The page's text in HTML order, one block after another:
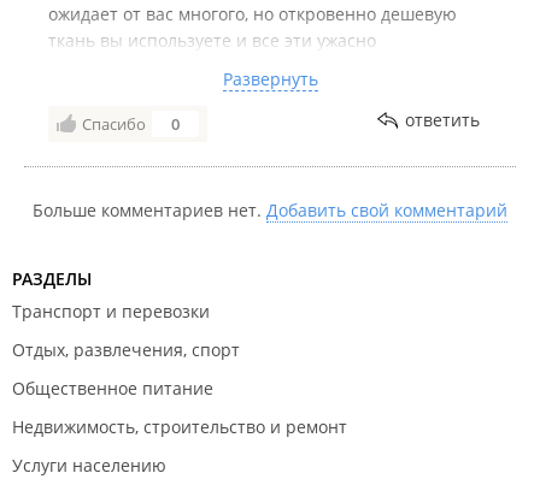
ожидает от вас многого, но откровенно дешевую
ткань вы используете и все эти ужасно
отовсюду, мрак, в общем. Отдельно хотелось бы
добавить о консультантах. Не надо быть такими
нравится, когда их называют "котиками, зайками,
хорошими", притрагиваются к ним типа по-
дружески, НО НЕ ВСЕМ)) ну ладно, разочек зайкой
зайти.
Развернуть
Спасибо 0 ответить
Больше комментариев нет. Добавить свой комментарий
РАЗДЕЛЫ
Транспорт и перевозки
Отдых, развлечения, спорт
Общественное питание
Недвижимость, строительство и ремонт
Услуги населению